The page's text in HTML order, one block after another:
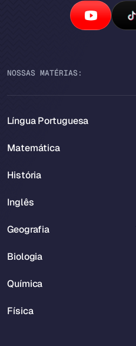
NOSSAS MATÉRIAS:
Língua Portuguesa
Matemática
História
Inglês
Geografia
Biologia
Química
Física